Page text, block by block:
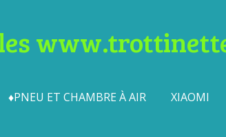
♦PNEU ET CHAMBRE À AIR XIAOMI